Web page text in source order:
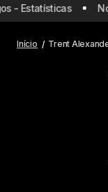
Argentina x
prováveis
Estatísticas
Início Trent